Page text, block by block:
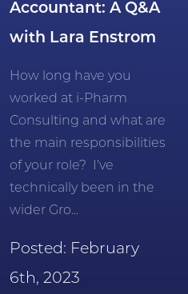
Accountant: A Q&A
with Lara Enstrom
How long have you
worked at i-Pharm
Consulting and what are
the main responsibilities
of your role? I’ve
technically been in the
wider Gro...
Posted: February
6th, 2023